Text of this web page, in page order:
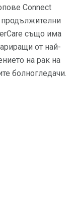
Connect
също има
от най-
на рак на
болногледачи.